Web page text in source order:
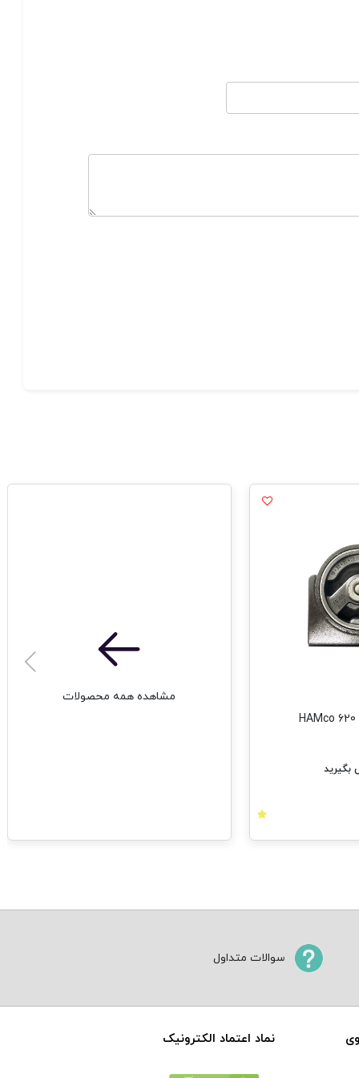
مشاهده همه محصولات
سوالات متداول
نماد اعتماد الکترونیک